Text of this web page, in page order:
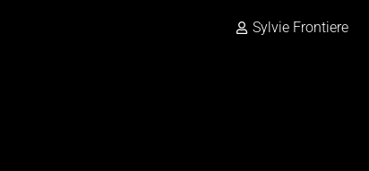
Sylvie Frontiere